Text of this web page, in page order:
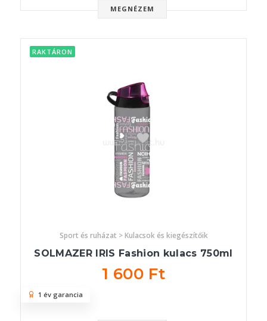
MEGNÉZEM
RAKTÁRON
Sport és ruházat > Kulacsok és kiegészítőik
SOLMAZER IRIS Fashion kulacs 750ml
1 600 Ft
1 év garancia